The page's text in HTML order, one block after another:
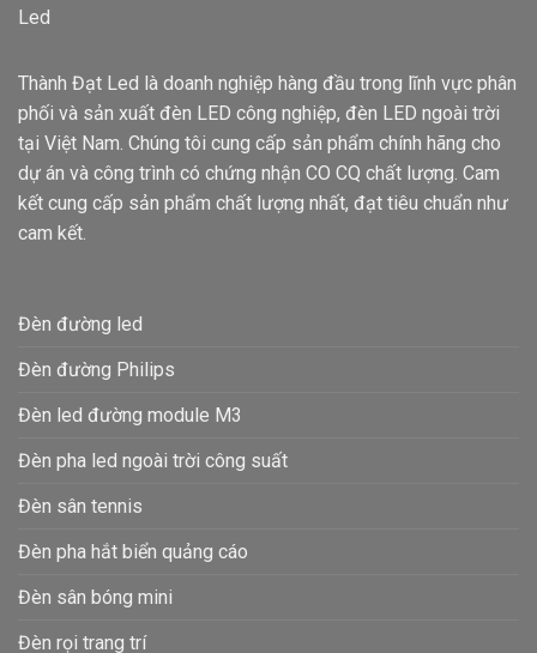
Led
Thành Đạt Led là doanh nghiệp hàng đầu trong lĩnh vực phân
phối và sản xuất đèn LED công nghiệp, đèn LED ngoài trời
tại Việt Nam. Chúng tôi cung cấp sản phẩm chính hãng cho
dự án và công trình có chứng nhận CO CQ chất lượng. Cam
kết cung cấp sản phẩm chất lượng nhất, đạt tiêu chuẩn như
cam kết.
Đèn đường led
Đèn đường Philips
Đèn led đường module M3
Đèn pha led ngoài trời công suất
Đèn sân tennis
Đèn pha hắt biển quảng cáo
Đèn sân bóng mini
Đèn rọi trang trí